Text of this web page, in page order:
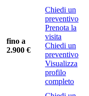
fino a
2.900 €
Chiedi un
preventivo
Prenota la
visita
Chiedi un
preventivo
Visualizza
profilo
completo